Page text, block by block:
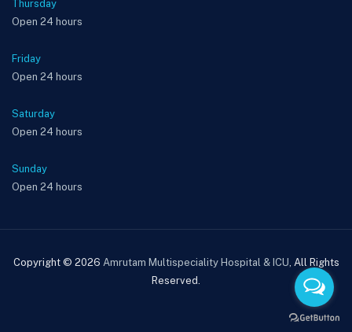
Thursday
Open 24 hours
Friday
Open 24 hours
Saturday
Open 24 hours
Sunday
Open 24 hours
Copyright © 2026 Amrutam Multispeciality Hospital & ICU, All Rights
Reserved.